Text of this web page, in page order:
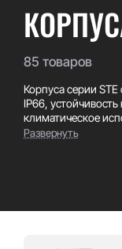
85 товаров
Корпуса серии
IP66,
климатическое
характеристик,
Развернуть